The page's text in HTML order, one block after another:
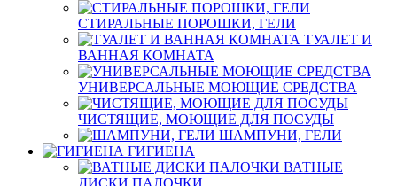
СТИРАЛЬНЫЕ ПОРОШКИ, ГЕЛИ
ТУАЛЕТ И
ВАННАЯ КОМНАТА
УНИВЕРСАЛЬНЫЕ МОЮЩИЕ СРЕДСТВА
ЧИСТЯЩИЕ, МОЮЩИЕ ДЛЯ ПОСУДЫ
ШАМПУНИ, ГЕЛИ
ГИГИЕНА
ВАТНЫЕ
ДИСКИ ПАЛОЧКИ